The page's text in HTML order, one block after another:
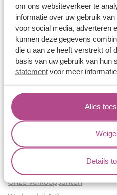
om ons websiteverkeer te
informatie over uw gebruik
voor social media, adverteren
kunnen deze gegevens
die u aan ze heeft verstrekt of
basis van uw gebruik van hun
statementvoor meer
Alles
Details
Over ons
Aller Spanninga
Historie
Certificaten
Blogs
Jouw voordelen
Conflictvrije Materialen
Oneindig veel mogelijkheden
Kwaliteit
Juweliers & Contact
Onze verkooppunten